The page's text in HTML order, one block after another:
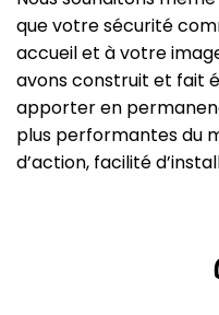
que votre sécurité
accueil et à votre
avons construit et fait
apporter en
plus performantes du
d’action, facilité